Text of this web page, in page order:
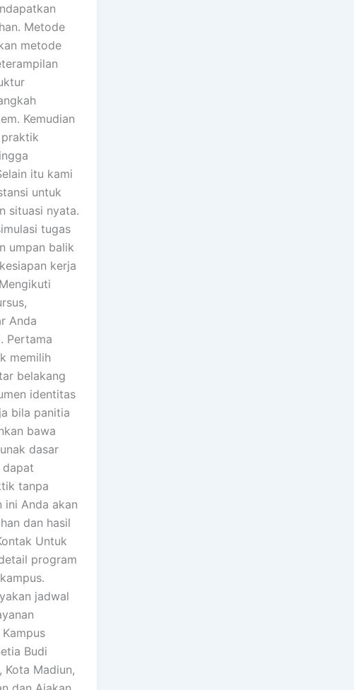
Metode
metode
Kemudian
itu kami
untuk
situasi nyata.
tugas
umpan balik
kerja
Anda
Pertama
memilih
belakang
identitas
bila panitia
bawa
dasar
dapat
tanpa
ini Anda akan
dan hasil
Untuk
program
jadwal
Budi
Kota Madiun,